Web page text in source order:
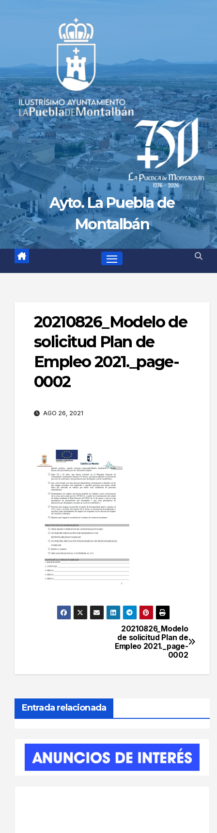
Ayto. La Puebla de
Montalbán
20210826_Modelo de
solicitud Plan de
Empleo 2021._page-
0002
AGO 26, 2021
entradas
20210826_Modelo
de solicitud Plan de
Empleo 2021._page-
0002
Entrada relacionada